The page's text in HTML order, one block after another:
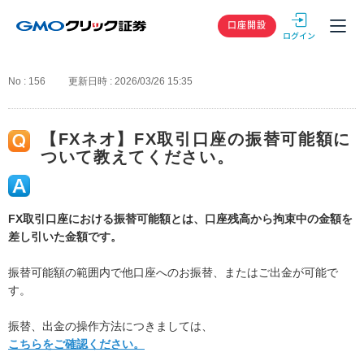
GMOクリック
口座開設
No : 156 更新日時 : 2026/03/26 15:35
【FXネオ】FX取引口座の振替可能額に
ついて教えてください。
FX取引口座における振替可能額とは、口座残高から拘束中の金額を
差し引いた金額です。
振替可能額の範囲内で他口座へのお振替、またはご出金が可能で
す。
振替、出金の操作方法につきましては、
こちらをご確認ください。